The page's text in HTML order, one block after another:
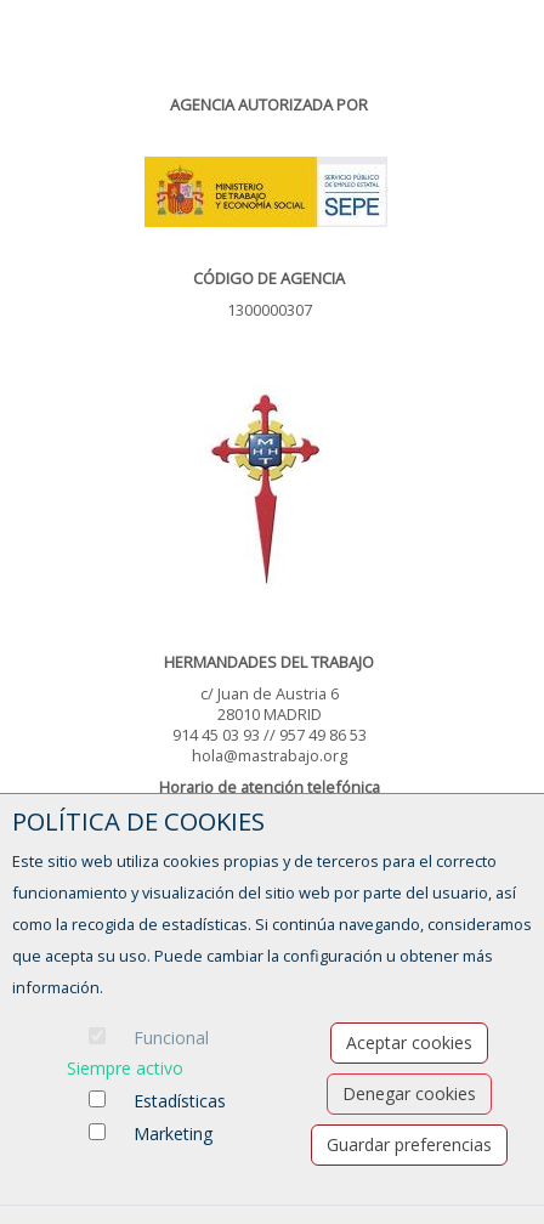
AGENCIA AUTORIZADA POR
CÓDIGO DE AGENCIA
1300000307
HERMANDADES DEL TRABAJO
c/ Juan de Austria 6
28010 MADRID
914 45 03 93 // 957 49 86 53
hola@mastrabajo.org
Horario de atención telefónica
Lunes a viernes
FORMULARIO DE CONTACTO
POLÍTICA DE COOKIES
Este sitio web utiliza cookies propias y de terceros para el correcto
funcionamiento y visualización del sitio web por parte del usuario, así
como la recogida de estadísticas. Si continúa navegando, consideramos
que acepta su uso. Puede cambiar la configuración u obtener más
información.
Funcional
Siempre activo
Estadísticas
Marketing
Aceptar cookies
Denegar cookies
Guardar preferencias